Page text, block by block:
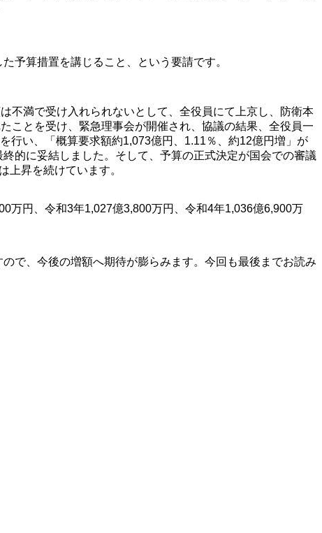
予算措置を講じること、という要請です。
不満で受け入れられないとして、全役員にて上京し、防衛本
ことを受け、緊急理事会が開催され、協議の結果、全役員一
行い、「概算要求額約1,073億円、1.11％、約12億円増」が
的に妥結しました。そして、予算の正式決定が国会での審議
上昇を続けています。
万円、令和3年1,027億3,800万円、令和4年1,036億6,900万
で、今後の増額へ期待が膨らみます。今回も最後までお読み